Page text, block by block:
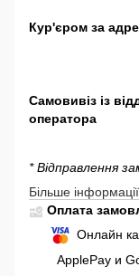
Кур'єром за
Самовивіз із
оператора
* Відправлення
Більше
Оплата
Онлайн
ApplePay и